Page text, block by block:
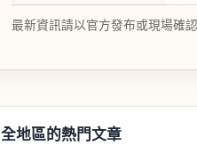
最新資訊請以官方發布或現場確
全地區的熱門文章